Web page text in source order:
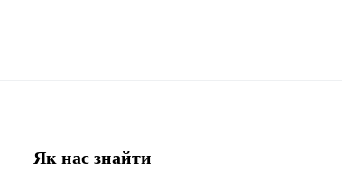
Як нас знайти